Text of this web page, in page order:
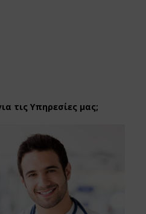
τις Υπηρεσίες μας;